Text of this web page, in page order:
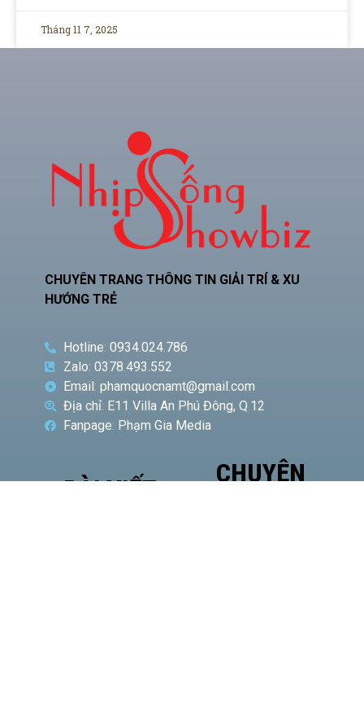
Tháng 11 7, 2025
CHUYÊN TRANG THÔNG TIN GIẢI TRÍ & XU
HƯỚNG TRẺ
Hotline: 0934.024.786
Zalo: 0378.493.552
Email: phamquocnamt@gmail.com
Địa chỉ: E11 Villa An Phú Đông, Q.12
Fanpage: Phạm Gia Media
BÀI VIẾT
CHUYÊN